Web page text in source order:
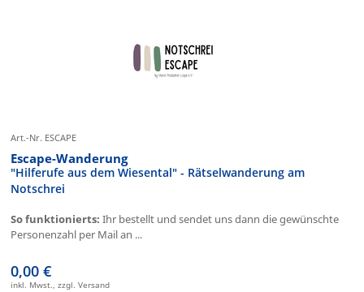
Art.-Nr. ESCAPE
Escape-Wanderung
"Hilferufe aus dem Wiesental" - Rätselwanderung am
Notschrei
So funktionierts: Ihr bestellt und sendet uns dann die gewünschte
Personenzahl per Mail an ...
0,00 €
inkl. Mwst., zzgl. Versand